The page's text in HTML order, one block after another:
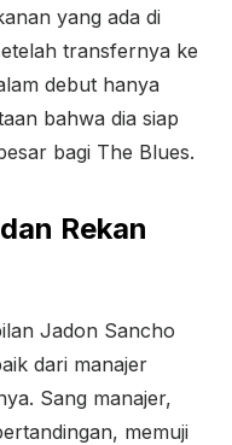
yang ada di
transfernya ke
debut hanya
bahwa dia siap
bagi The Blues.
Rekan
Jadon Sancho
dari manajer
Sang manajer,
memuji